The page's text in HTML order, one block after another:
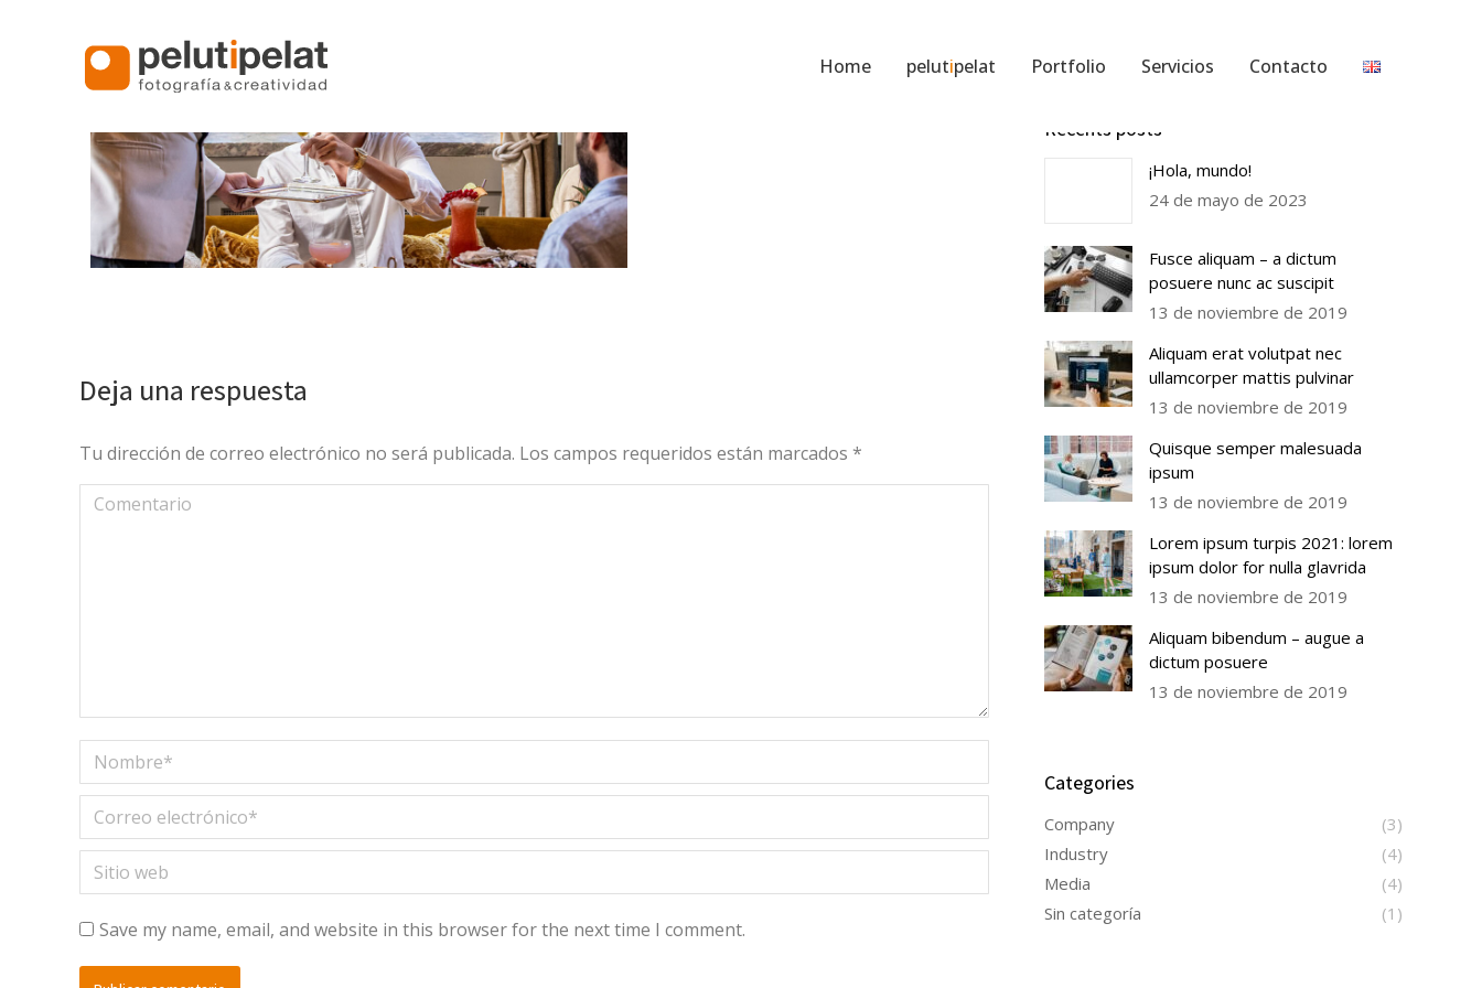
Home pelutipelat Portfolio Servicios Contacto
Deja una respuesta
Tu dirección de correo electrónico no será publicada. Los campos requeridos están marcados *
Comentario
Nombre *
Correo electrónico *
Sitio web
Save my name, email, and website in this browser for the next time I comment.
Recents posts
¡Hola, mundo!
24 de mayo de 2023
Fusce aliquam – a dictum
posuere nunc ac suscipit
13 de noviembre de 2019
Aliquam erat volutpat nec
ullamcorper mattis pulvinar
13 de noviembre de 2019
Quisque semper malesuada
ipsum
13 de noviembre de 2019
Lorem ipsum turpis 2021: lorem
ipsum dolor for nulla glavrida
13 de noviembre de 2019
Aliquam bibendum – augue a
dictum posuere
13 de noviembre de 2019
Categories
Company
(3)
Industry
(4)
Media
(4)
Sin categoría
(1)